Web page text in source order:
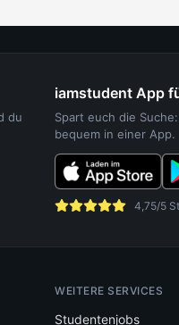
du
iamstudent App
Spart euch die
bequem in einer App.
4,75/5
WEITERE SERVICES
Studentenjobs